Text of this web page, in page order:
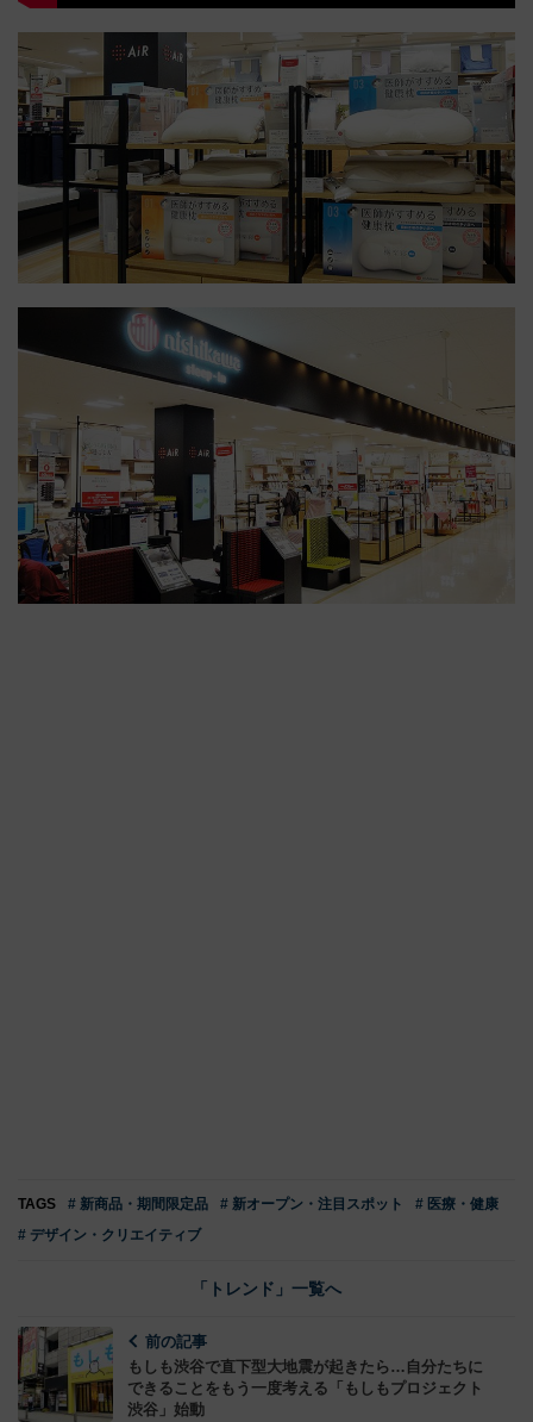
TAGS # 新商品・期間限定品 # 新オープン・注目スポット
# 医療・健康
# デザイン・クリエイティブ
「トレンド」一覧へ
前の記事
もしも渋谷で直下型大地震が起きたら…自分たちに
できることをもう一度考える「もしもプロジェクト
渋谷」始動